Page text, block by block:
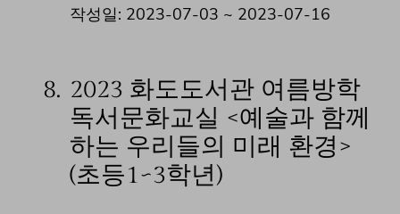
작성일: 2023-07-03 ~ 2023-07-16
8. 2023 화도도서관 여름방학
독서문화교실 <예술과 함께
하는 우리들의 미래 환경>
(초등1~3학년)